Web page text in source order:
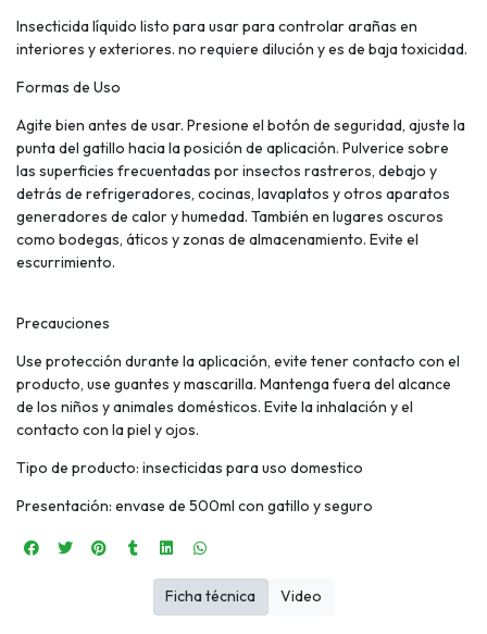
Insecticida líquido listo para usar para controlar arañas en
interiores y exteriores. no requiere dilución y es de baja toxicidad.
Formas de Uso
Agite bien antes de usar. Presione el botón de seguridad, ajuste la
punta del gatillo hacia la posición de aplicación. Pulverice sobre
las superficies frecuentadas por insectos rastreros, debajo y
detrás de refrigeradores, cocinas, lavaplatos y otros aparatos
generadores de calor y humedad. También en lugares oscuros
como bodegas, áticos y zonas de almacenamiento. Evite el
escurrimiento.
Precauciones
Use protección durante la aplicación, evite tener contacto con el
producto, use guantes y mascarilla. Mantenga fuera del alcance
de los niños y animales domésticos. Evite la inhalación y el
contacto con la piel y ojos.
Tipo de producto: insecticidas para uso domestico
Presentación: envase de 500ml con gatillo y seguro
Ficha técnica Video